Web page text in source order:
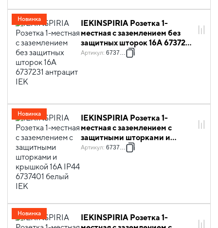
IEKINSPIRIA Розетка 1-
местная с заземлением без
защитных шторок 16А 6737231
антрацит IEK
Артикул: 6737231
Новинка
IEKINSPIRIA Розетка 1-
местная с заземлением с
защитными шторками и
крышкой 16А IP44 6737401
Артикул: 6737401
Новинка
IEKINSPIRIA Розетка 1-
Новинка